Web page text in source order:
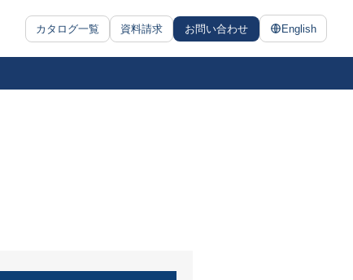
カタログ一覧 資料請求 お問い合わせ English